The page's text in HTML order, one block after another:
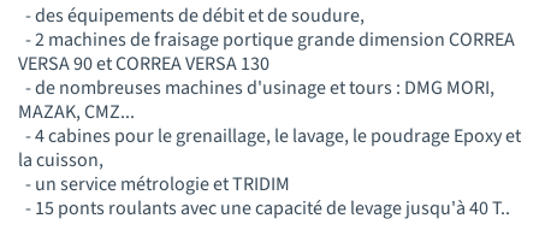
- des équipements de débit et de soudure,
- 2 machines de fraisage portique grande dimension CORREA
VERSA 90 et CORREA VERSA 130
- de nombreuses machines d'usinage et tours : DMG MORI,
MAZAK, CMZ...
- 4 cabines pour le grenaillage, le lavage, le poudrage Epoxy et
la cuisson,
- un service métrologie et TRIDIM
- 15 ponts roulants avec une capacité de levage jusqu'à 40 T..